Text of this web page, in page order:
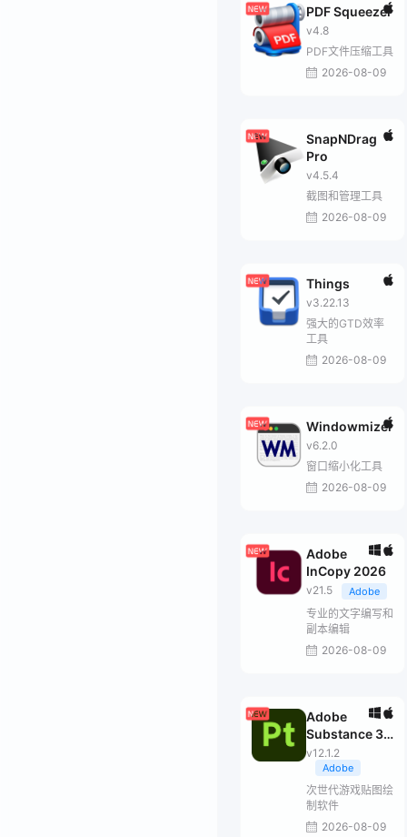
PDF Squeezer
v4.8
PDF文件压缩工具
2026-08-09
SnapNDrag
Pro
v4.5.4
截图和管理工具
2026-08-09
Things
v3.22.13
强大的GTD效率
工具
2026-08-09
Windowmizer
v6.2.0
窗口缩小化工具
2026-08-09
Adobe
InCopy 2026
v21.5 Adobe
专业的文字编写和
副本编辑
2026-08-09
Adobe
Substance 3D
Painter
v12.1.2
Adobe
次世代游戏贴图绘
制软件
2026-08-09